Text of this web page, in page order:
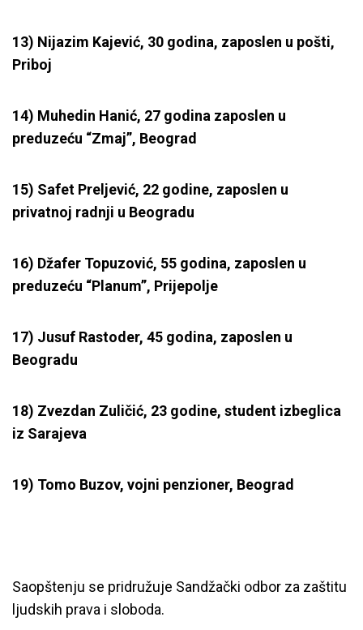
13) Nijazim Kajević, 30 godina, zaposlen u pošti,
Priboj
14) Muhedin Hanić, 27 godina zaposlen u
preduzeću “Zmaj”, Beograd
15) Safet Preljević, 22 godine, zaposlen u
privatnoj radnji u Beogradu
16) Džafer Topuzović, 55 godina, zaposlen u
preduzeću “Planum”, Prijepolje
17) Jusuf Rastoder, 45 godina, zaposlen u
Beogradu
18) Zvezdan Zuličić, 23 godine, student izbeglica
iz Sarajeva
19) Tomo Buzov, vojni penzioner, Beograd
Saopštenju se pridružuje Sandžački odbor za zaštitu
ljudskih prava i sloboda.